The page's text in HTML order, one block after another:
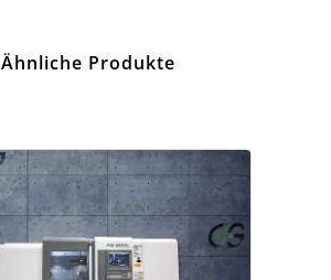
Ähnliche Produkte